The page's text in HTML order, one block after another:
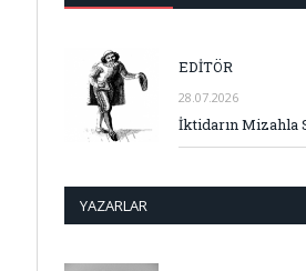
EDİTÖR
28.07.2026
İktidarın Mizahla
YAZARLAR